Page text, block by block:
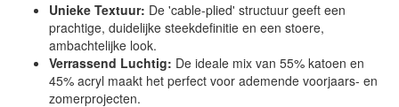
Unieke Textuur: De 'cable-plied' structuur geeft een
prachtige, duidelijke steekdefinitie en een stoere,
ambachtelijke look.
Verrassend Luchtig: De ideale mix van 55% katoen en
45% acryl maakt het perfect voor ademende voorjaars- en
zomerprojecten.